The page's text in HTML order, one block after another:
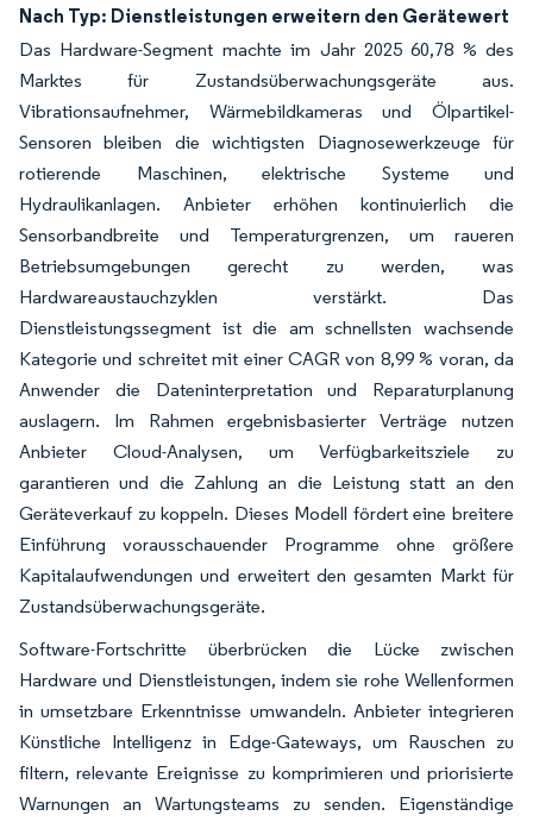
Nach Typ: Dienstleistungen erweitern den Gerätewert
Das Hardware-Segment machte im Jahr 2025 60,78 % des
Marktes für Zustandsüberwachungsgeräte aus.
Vibrationsaufnehmer, Wärmebildkameras und Ölpartikel-
Sensoren bleiben die wichtigsten Diagnosewerkzeuge für
rotierende Maschinen, elektrische Systeme und
Hydraulikanlagen. Anbieter erhöhen kontinuierlich die
Sensorbandbreite und Temperaturgrenzen, um raueren
Betriebsumgebungen gerecht zu werden, was
Hardwareaustauchzyklen verstärkt. Das
Dienstleistungssegment ist die am schnellsten wachsende
Kategorie und schreitet mit einer CAGR von 8,99 % voran, da
Anwender die Dateninterpretation und Reparaturplanung
auslagern. Im Rahmen ergebnisbasierter Verträge nutzen
Anbieter Cloud-Analysen, um Verfügbarkeitsziele zu
garantieren und die Zahlung an die Leistung statt an den
Geräteverkauf zu koppeln. Dieses Modell fördert eine breitere
Einführung vorausschauender Programme ohne größere
Kapitalaufwendungen und erweitert den gesamten Markt für
Zustandsüberwachungsgeräte.
Software-Fortschritte überbrücken die Lücke zwischen
Hardware und Dienstleistungen, indem sie rohe Wellenformen
in umsetzbare Erkenntnisse umwandeln. Anbieter integrieren
Künstliche Intelligenz in Edge-Gateways, um Rauschen zu
filtern, relevante Ereignisse zu komprimieren und priorisierte
Warnungen an Wartungsteams zu senden. Eigenständige